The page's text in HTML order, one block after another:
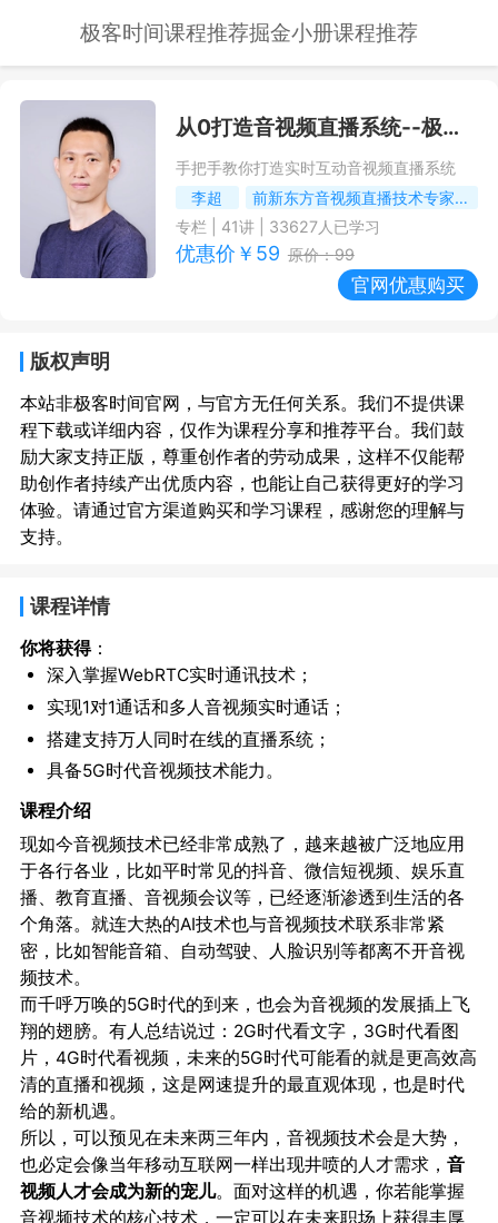
极客时间课程推荐掘金小册课程推荐
从0打造音视频直播系统--极客时间课程推荐/优惠
手把手教你打造实时互动音视频直播系统
李超
前新东方音视频直播技术专家，前沪江音视频架构师
专栏
41讲 | 33627人已学习
优惠价￥ 59 原价：99
官网优惠购买
版权声明
本站非极客时间官网，与官方无任何关系。我们不提供课
程下载或详细内容，仅作为课程分享和推荐平台。我们鼓
励大家支持正版，尊重创作者的劳动成果，这样不仅能帮
助创作者持续产出优质内容，也能让自己获得更好的学习
体验。请通过官方渠道购买和学习课程，感谢您的理解与
支持。
课程详情
你将获得：
深入掌握WebRTC实时通讯技术；
实现1对1通话和多人音视频实时通话；
搭建支持万人同时在线的直播系统；
具备5G时代音视频技术能力。
课程介绍
现如今音视频技术已经非常成熟了，越来越被广泛地应用
于各行各业，比如平时常见的抖音、微信短视频、娱乐直
播、教育直播、音视频会议等，已经逐渐渗透到生活的各
个角落。就连大热的AI技术也与音视频技术联系非常紧
密，比如智能音箱、自动驾驶、人脸识别等都离不开音视
频技术。
而千呼万唤的5G时代的到来，也会为音视频的发展插上飞
翔的翅膀。有人总结说过：2G时代看文字，3G时代看图
片，4G时代看视频，未来的5G时代可能看的就是更高效高
清的直播和视频，这是网速提升的最直观体现，也是时代
给的新机遇。
所以，可以预见在未来两三年内，音视频技术会是大势，
也必定会像当年移动互联网一样出现井喷的人才需求， 音
视频人才会成为新的宠儿。面对这样的机遇，你若能掌握
音视频技术的核心技术，一定可以在未来职场上获得丰厚